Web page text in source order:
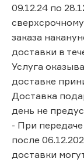
09.12.24 по
заказа
доставки в
Услуга
доставке
Доставка
день не
- При
после
доставки